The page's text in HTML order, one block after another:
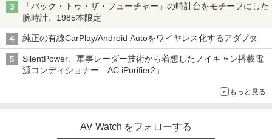
「バック・トゥ・ザ・フューチャー」の時計台をモチーフにした
腕時計。1985本限定
純正の有線CarPlay/Android Autoをワイヤレス化するアダプタ
SilentPower、軍事レーダー技術から着想したノイキャン搭載電
源コンディショナー「AC iPurifier2」
もっと見る
AV Watch をフォローする